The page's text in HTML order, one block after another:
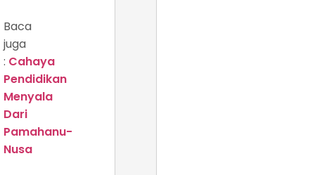
Baca
juga
: Cahaya
Pendidikan
Menyala
Dari
Pamahanu-
Nusa